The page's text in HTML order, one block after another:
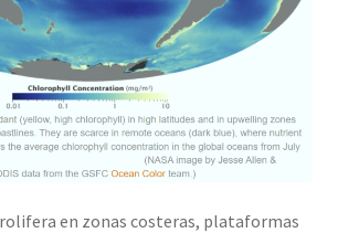
en zonas costeras, plataformas